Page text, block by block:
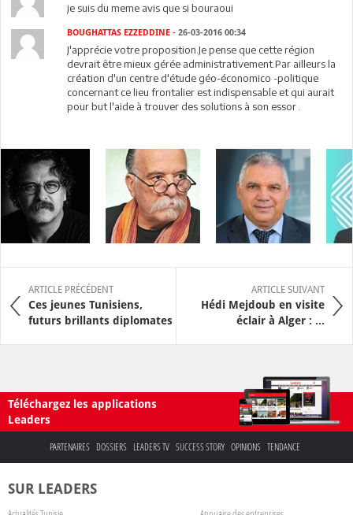
je suis du meme avis que si bouraoui
BOUGHATTAS EZZEDDINE - 26-03-2016 00:34
J'apprécie votre proposition.Je pense que cette région
devrait être mieux gérée administrativement.Par ailleurs la
création d'un centre d'étude géo-économico -politique
concernant ce lieu frontalier est indispensable et qui aurait
pour but l'aide à trouver des solutions à son essor .
ARTICLE PRÉCÉDENT
Ces jeunes Tunisiens,
futurs brillants diplomates
ARTICLE SUIVANT
Hédi Mejdoub en visite
éclair à Alger : ...
Téléchargez les applications
Leaders
PARTENAIRES DOSSIERS LEADERS TV SUCCESS STORY OPINIONS TENDANCE
SUR LEADERS